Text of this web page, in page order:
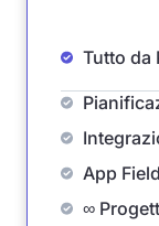
Tutto da
App
∞